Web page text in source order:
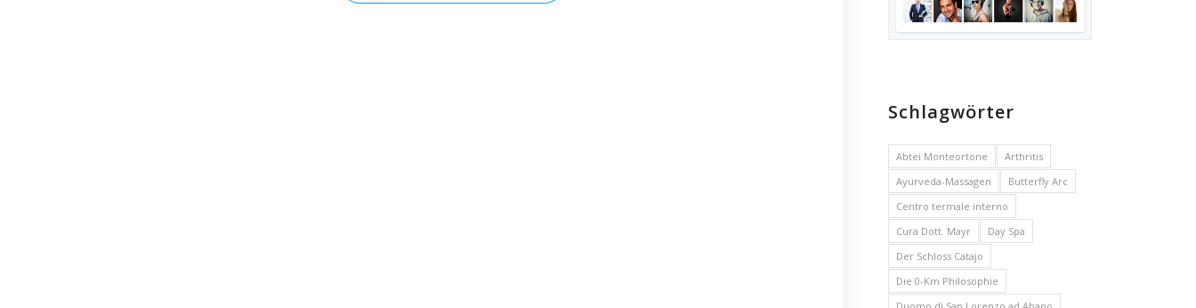
Schlagwörter
Abtei Monteortone
Arthritis
Ayurveda-Massagen
Butterfly Arc
Centro termale interno
Cura Dott. Mayr
Day Spa
Der Schloss Catajo
Die 0-Km Philosophie